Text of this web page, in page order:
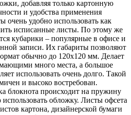
добавляя только картонную
и удобства применения
очень удобно использовать как
исписанные листы. По этому же
кубарики – популярные в офисе и
записи. Их габариты позволяют
обычно до 120х120 мм. Делает
много места, а большое
использовать очень долго. Такой
и высоко востребован.
блокнота происходит на пружину
обложку. Листы офсета
картона, дизайнерской бумаги